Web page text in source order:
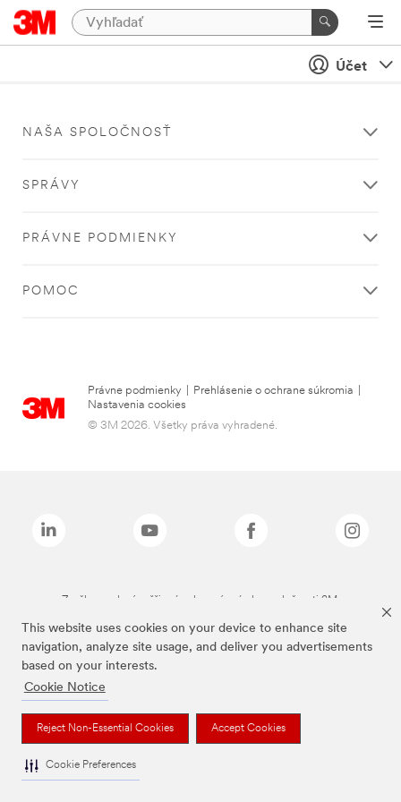
This website uses cookies on your device to enhance site
navigation, analyze site usage, and deliver you advertisements
based on your interests.
Cookie Notice
Reject Non-Essential Cookies Accept Cookies
Cookie Preferences
Účet
NAŠA SPOLOČNOSŤ
SPRÁVY
PRÁVNE PODMIENKY
POMOC
Právne podmienky Prehlásenie o ochrane súkromia
Nastavenia cookies
© 3M 2026. Všetky práva vyhradené.
Značky uvedené vyššie sú ochranné známky spoločnosti 3M.